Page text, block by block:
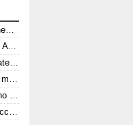
Google "Fonti preferite", aggiungi subito TuttoUdinese e personalizza le tue notizie
Udinese, la formazione tipo di Runjaic per la Serie A 2026/2027
Udinese, Zaniolo a Sky: "Ho sbagliato questa estate, ora voglio lavorare per l'Udinese e la Nazionale"
L'UDINESE vince la FVG CUP: le impressioni dei match contro Barcellona e Nottingham Forest
Udinese, la carica di Zaniolo: "Manca sempre meno e sarà ancora tutto più bello"
Maldini attacca Malagò: "Ha cambiato le regole, ecco cosa ha detto a me e a Leonardo"